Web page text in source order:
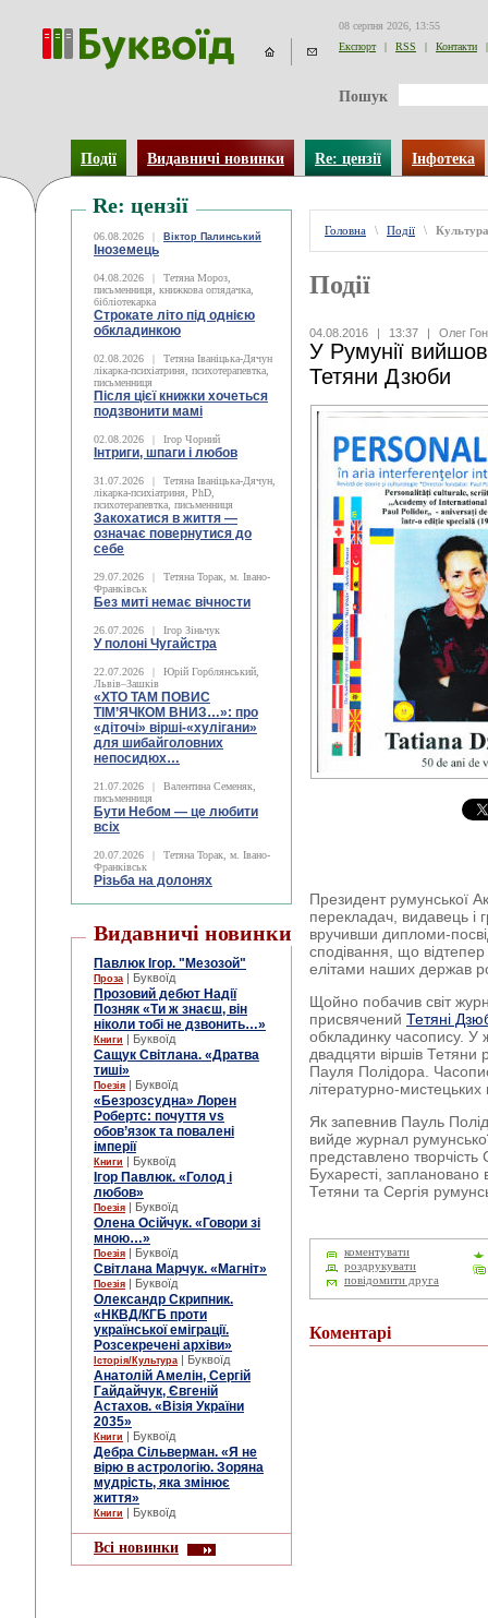
08 серпня 2026, 13:55
Експорт
| RSS | Контакти |
Пошук
Події Видавничі новинки Re: цензії Інфотека
Re: цензії
06.08.2026 | Віктор Палинський
Іноземець
04.08.2026 |
Тетяна Мороз,
письменниця, книжкова оглядачка,
бібліотекарка
Строкате літо під однією
обкладинкою
02.08.2026 |
Тетяна Іваніцька-Дячун
лікарка-психіатриня, психотерапевтка,
письменниця
Після цієї книжки хочеться
подзвонити мамі
02.08.2026 | Ігор Чорний
Інтриги, шпаги і любов
31.07.2026 |
Тетяна Іваніцька-Дячун,
лікарка-психіатриня, PhD,
психотерапевтка, письменниця
Закохатися в життя —
означає повернутися до
себе
29.07.2026 |
Тетяна Торак, м. Івано-
Франківськ
Без миті немає вічности
26.07.2026 | Ігор Зіньчук
У полоні Чугайстра
22.07.2026 |
Юрій Горблянський,
Львів–Зашків
«ХТО ТАМ ПОВИС
ТІМ’ЯЧКОМ ВНИЗ…»: про
«діточі» вірші-«хулігани»
для шибайголовних
непосидюх…
21.07.2026 |
Валентина Семеняк,
письменниця
Бути Небом ― це любити
всіх
20.07.2026 |
Тетяна Торак, м. Івано-
Франківськ
Різьба на долонях
Видавничі новинки
Павлюк Ігор. "Мезозой"
Проза | Буквоїд
Прозовий дебют Надії
Позняк «Ти ж знаєш, він
ніколи тобі не дзвонить…»
Книги | Буквоїд
Сащук Світлана. «Дратва
тиші»
Поезія | Буквоїд
«Безрозсудна» Лорен
Робертс: почуття vs
обов’язок та повалені
імперії
Книги | Буквоїд
Ігор Павлюк. «Голод і
любов»
Поезія | Буквоїд
Олена Осійчук. «Говори зі
мною…»
Поезія | Буквоїд
Світлана Марчук. «Магніт»
Поезія | Буквоїд
Олександр Скрипник.
«НКВД/КГБ проти
української еміграції.
Розсекречені архіви»
Історія/Культура | Буквоїд
Анатолій Амелін, Сергій
Гайдайчук, Євгеній
Астахов. «Візія України
2035»
Книги | Буквоїд
Дебра Сільверман. «Я не
вірю в астрологію. Зоряна
мудрість, яка змінює
життя»
Книги | Буквоїд
Всі новинки
Головна \ Події \ Культура
Події
04.08.2016 | 13:37 | Олег
У Румунії
Тетяни Дзюби
Президент румунської
перекладач, видавець і
вручивши дипломи-
сподівання, що
елітами наших держав
Щойно побачив світ
присвячений Тетяні
обкладинку часопису. У
двадцяти віршів
Пауля Полідора.
літературно-мистецьких
Як запевнив Пауль
вийде журнал
представлено
Бухаресті, заплановано
Тетяни та Сергія
коментувати
роздрукувати
повідомити друга
Коментарі